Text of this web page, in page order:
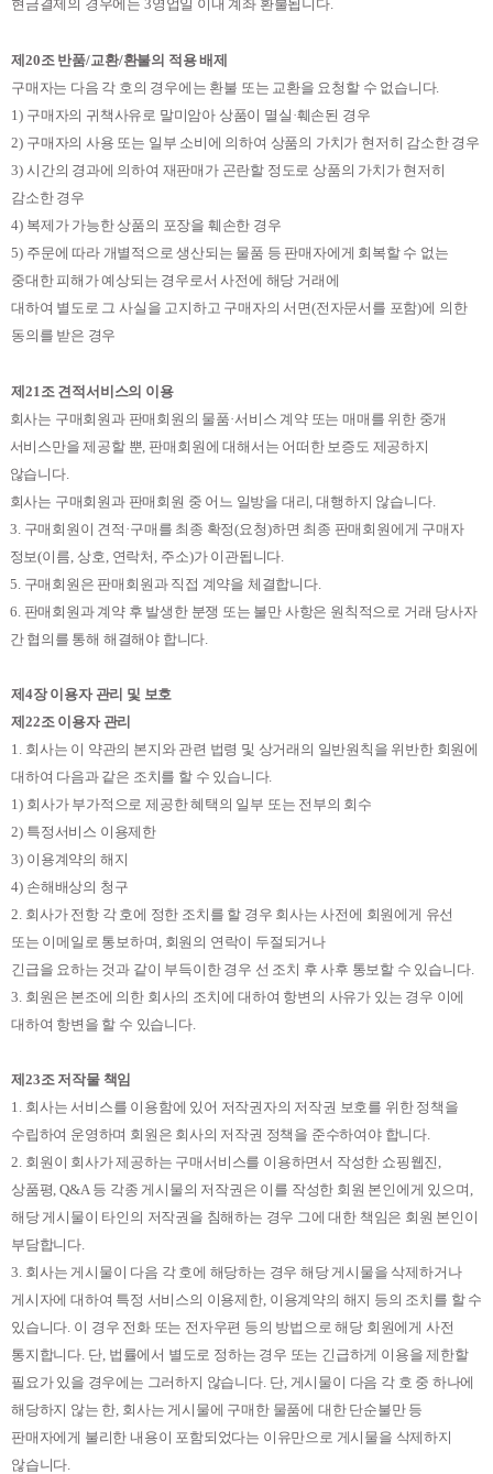
현금결제의 경우에는 3영업일 이내 계좌 환불됩니다.
제 20조 반품/교환/환불의 적용 배제
구매자는 다음 각 호의 경우에는 환불 또는 교환을 요청할 수 없습니다.
1) 구매자의 귀책사유로 말미암아 상품이 멸실 ·훼손된 경우
2) 구매자의 사용 또는 일부 소비에 의하여 상품의 가치가 현저히 감소한 경우
3) 시간의 경과에 의하여 재판매가 곤란할 정도로 상품의 가치가 현저히
감소한 경우
4) 복제가 가능한 상품의 포장을 훼손한 경우
5) 주문에 따라 개별적으로 생산되는 물품 등 판매자에게 회복할 수 없는
중대한 피해가 예상되는 경우로서 사전에 해당 거래에
대하여 별도로 그 사실을 고지하고 구매자의 서면(전자문서를 포함)에 의한
동의를 받은 경우
제 21조 견적서비스의 이용
회사는 구매회원과 판매회원의 물품·서비스 계약 또는 매매를 위한 중개
서비스만을 제공할 뿐, 판매회원에 대해서는 어떠한 보증도 제공하지
않습니다.
회사는 구매회원과 판매회원 중 어느 일방을 대리,대행하지 않습니다.
3. 구매회원이 견적 ·구매를 최종 확정(요청)하면 최종 판매회원에게 구매자
정보(이름, 상호, 연락처 , 주소)가 이관됩니다.
5. 구매회원은 판매회원과 직접 계약을 체결합니다.
6. 판매회원과 계약 후 발생한 분쟁 또는 불만 사항은 원칙적으로 거래 당사자
간 협의를 통해 해결해야 합니다.
제 4장 이용자 관리 및 보호
제 22조 이용자 관리
1. 회사는 이 약관의 본지와 관련 법령 및 상거래의 일반원칙을 위반한 회원에
대하여 다음과 같은 조치를 할 수 있습니다.
1) 회사가 부가적으로 제공한 혜택의 일부 또는 전부의 회수
2) 특정서비스 이용제한
3) 이용계약의 해지
4) 손해배상의 청구
2. 회사가 전항 각 호에 정한 조치를 할 경우 회사는 사전에 회원에게 유선
또는 이메일로 통보하며 , 회원의 연락이 두절되거나
긴급을 요하는 것과 같이 부득이한 경우 선 조치 후 사후 통보할 수 있습니다.
3. 회원은 본조에 의한 회사의 조치에 대하여 항변의 사유가 있는 경우 이에
대하여 항변을 할 수 있습니다.
제 23조 저작물 책임
1. 회사는 서비스를 이용함에 있어 저작권자의 저작권 보호를 위한 정책을
수립하여 운영하며 회원은 회사의 저작권 정책을 준수하여야 합니다.
2. 회원이 회사가 제공하는 구매서비스를 이용하면서 작성한 쇼핑웹진 ,
상품평, Q&A 등 각종 게시물의 저작권은 이를 작성한 회원 본인에게 있으며 ,
해당 게시물이 타인의 저작권을 침해하는 경우 그에 대한 책임은 회원 본인이
부담합니다.
3. 회사는 게시물이 다음 각 호에 해당하는 경우 해당 게시물을 삭제하거나
게시자에 대하여 특정 서비스의 이용제한, 이용계약의 해지 등의 조치를 할 수
있습니다. 이 경우 전화 또는 전자우편 등의 방법으로 해당 회원에게 사전
통지합니다. 단, 법률에서 별도로 정하는 경우 또는 긴급하게 이용을 제한할
필요가 있을 경우에는 그러하지 않습니다. 단, 게시물이 다음 각 호 중 하나에
해당하지 않는 한, 회사는 게시물에 구매한 물품에 대한 단순불만 등
판매자에게 불리한 내용이 포함되었다는 이유만으로 게시물을 삭제하지
않습니다.